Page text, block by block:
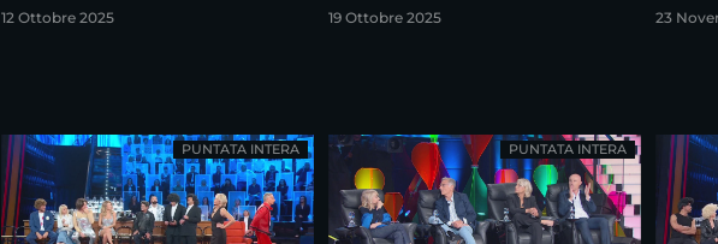
12 Ottobre 2025 19 Ottobre 2025 23
PUNTATA INTERA PUNTATA INTERA